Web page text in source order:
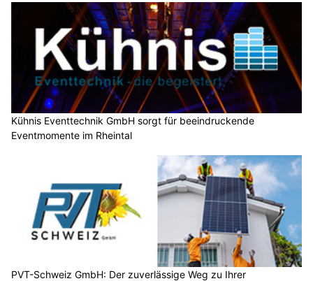
Kühnis Eventtechnik GmbH sorgt für beeindruckende
Eventmomente im Rheintal
PVT-Schweiz GmbH: Der zuverlässige Weg zu Ihrer